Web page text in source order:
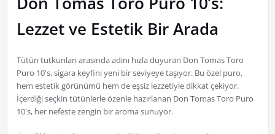
Lezzet ve Estetik Bir Arada
Tütün tutkunları arasında adını hızla duyuran Don Tomas Toro
Puro 10's, sigara keyfini yeni bir seviyeye taşıyor. Bu özel puro,
hem estetik görünümü hem de eşsiz lezzetiyle dikkat çekiyor.
İçerdiği seçkin tütünlerle özenle hazırlanan Don Tomas Toro Puro
10's, her nefeste zengin bir aroma sunuyor.